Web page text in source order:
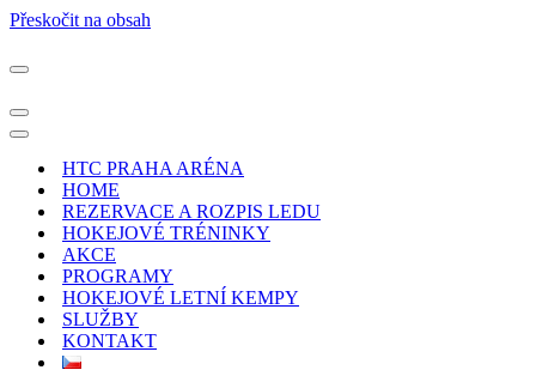
Přeskočit na obsah
Navigační
Navigační
menu
Navigační
HTC PRAHA ARÉNA
HOME
REZERVACE A ROZPIS LEDU
HOKEJOVÉ TRÉNINKY
AKCE
PROGRAMY
HOKEJOVÉ LETNÍ KEMPY
SLUŽBY
KONTAKT